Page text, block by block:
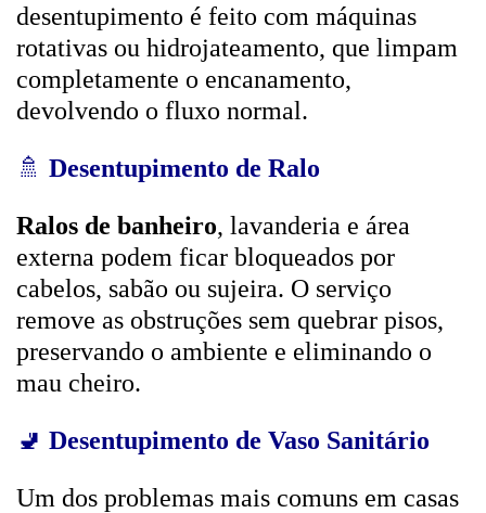
desentupimento é feito com máquinas
rotativas ou hidrojateamento, que limpam
completamente o encanamento,
devolvendo o fluxo normal.
🚿 Desentupimento de Ralo
Ralos de banheiro, lavanderia e área
externa podem ficar bloqueados por
cabelos, sabão ou sujeira. O serviço
remove as obstruções sem quebrar pisos,
preservando o ambiente e eliminando o
mau cheiro.
🚽 Desentupimento de Vaso Sanitário
Um dos problemas mais comuns em casas